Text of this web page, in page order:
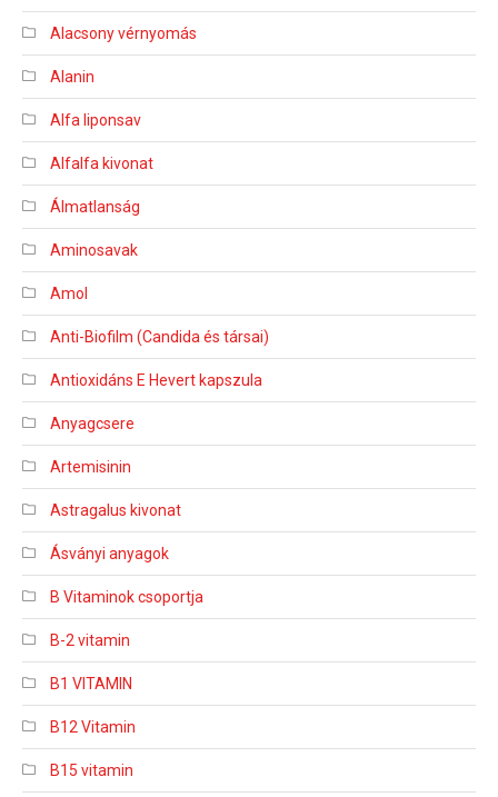
Alacsony vérnyomás
Alanin
Alfa liponsav
Alfalfa kivonat
Álmatlanság
Aminosavak
Amol
Anti-Biofilm (Candida és társai)
Antioxidáns E Hevert kapszula
Anyagcsere
Artemisinin
Astragalus kivonat
Ásványi anyagok
B Vitaminok csoportja
B-2 vitamin
B1 VITAMIN
B12 Vitamin
B15 vitamin